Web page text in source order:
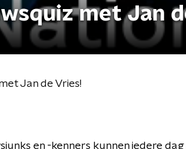
met Jan
Jan de Vries!
en -kenners kunnen iedere